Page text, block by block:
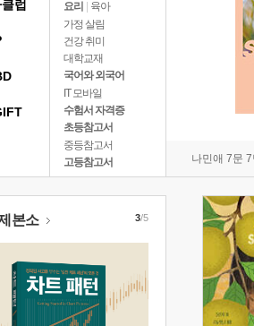
요리
육아
가정 살림
건강 취미
대학교재
국어와 외국어
IT 모바일
수험서 자격증
초등참고서
중등참고서
고등참고서
나민애 7문
럽
본소 3/5